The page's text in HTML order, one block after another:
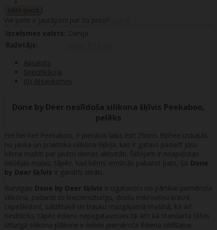
Vai jums ir jautājumi par šo preci?
Izcelsmes valsts: Danija
Ražotājs:
Apraksts
Specifikācija
(0) Atsauksmes
Done by Deer neslīdoša silikona šķīvis Peekaboo,
pelēks
Hei hei hei! Peekaboo, ir pienācis laiks ēst! Zilonis Elphee izskatās
no jauka un praktiska silikona šķīvja, kas ir gatavs padarīt jūsu
bērna maltīti par jautru dienas aktivitāti. Šķīvijam ir noapaļotas
iekšējās malas, tāpēc, kad bērns iemācās pabarot pats, šis Done
by Deer šķīvis ir gandrīz ideāls.
Burvīgais Done by Deer šķīvis ir izgatavots no pārtikai piemērota
silikona, padarot to triecienizturīgu, drošu mikroviļņu krāsnī,
cepeškrāsnī, saldētavā un trauku mazgājamā mašīnā, kā arī
neslīdošu, tāpēc ēdiens nepagatavosies tik ātri kā standarta šķīvis.
Izturīgā silikona plāksne ir lieliski piemērota ēdiena sildīšanai.